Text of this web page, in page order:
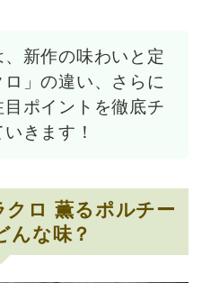
、新作の味わいと定
」の違い、さらに
目ポイントを徹底チ
きます！
クロ 薫るポルチー
んな味？